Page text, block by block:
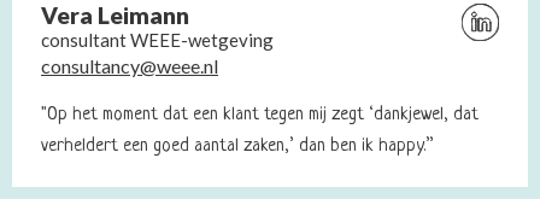
Vera Leimann
consultant WEEE-wetgeving
Bezoek
Linkedin
van
consultancy@weee.nl
"Op het moment dat een klant tegen mij zegt ‘dankjewel, dat
verheldert een goed aantal zaken,’ dan ben ik happy.”